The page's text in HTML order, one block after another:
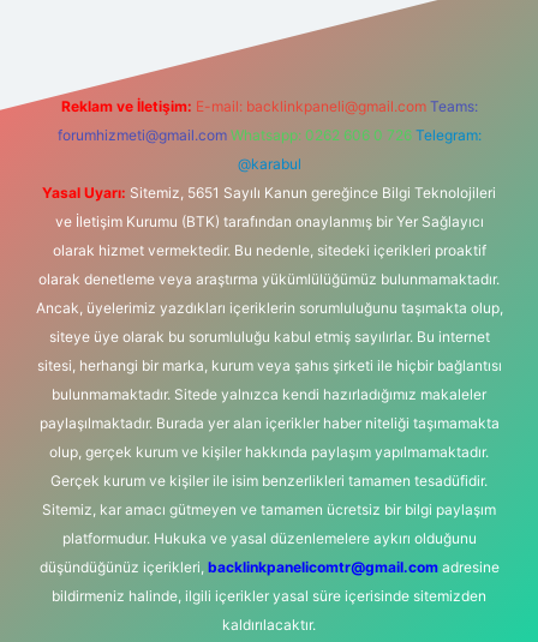
Reklam ve İletişim: E-mail: backlinkpaneli@gmail.com Teams:
forumhizmeti@gmail.com Whatsapp: 0262 606 0 726 Telegram:
@karabul
Yasal Uyarı: Sitemiz, 5651 Sayılı Kanun gereğince Bilgi Teknolojileri
ve İletişim Kurumu (BTK) tarafından onaylanmış bir Yer Sağlayıcı
olarak hizmet vermektedir. Bu nedenle, sitedeki içerikleri proaktif
olarak denetleme veya araştırma yükümlülüğümüz bulunmamaktadır.
Ancak, üyelerimiz yazdıkları içeriklerin sorumluluğunu taşımakta olup,
siteye üye olarak bu sorumluluğu kabul etmiş sayılırlar. Bu internet
sitesi, herhangi bir marka, kurum veya şahıs şirketi ile hiçbir bağlantısı
bulunmamaktadır. Sitede yalnızca kendi hazırladığımız makaleler
paylaşılmaktadır. Burada yer alan içerikler haber niteliği taşımamakta
olup, gerçek kurum ve kişiler hakkında paylaşım yapılmamaktadır.
Gerçek kurum ve kişiler ile isim benzerlikleri tamamen tesadüfidir.
Sitemiz, kar amacı gütmeyen ve tamamen ücretsiz bir bilgi paylaşım
platformudur. Hukuka ve yasal düzenlemelere aykırı olduğunu
düşündüğünüz içerikleri, backlinkpanelicomtr@gmail.comadresine
bildirmeniz halinde, ilgili içerikler yasal süre içerisinde sitemizden
kaldırılacaktır.